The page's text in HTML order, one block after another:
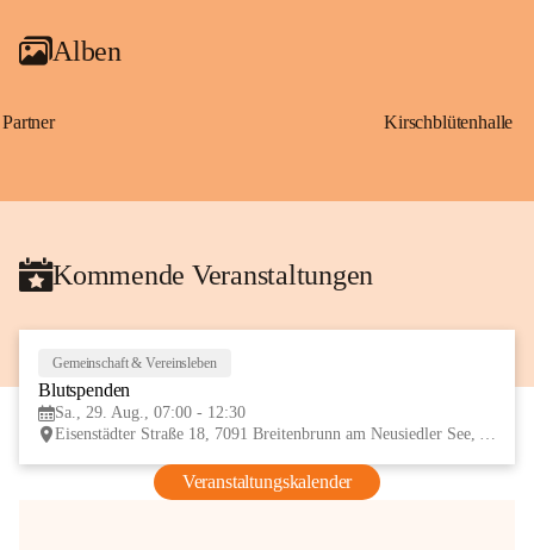
Alben
Partner Kirschblütenhalle
Kommende Veranstaltungen
Gemeinschaft & Vereinsleben
Blutspenden
Sa., 29. Aug., 07:00 - 12:30
Eisenstädter Straße 18, 7091 Breitenbrunn am Neusiedler See, AUT
Veranstaltungskalender